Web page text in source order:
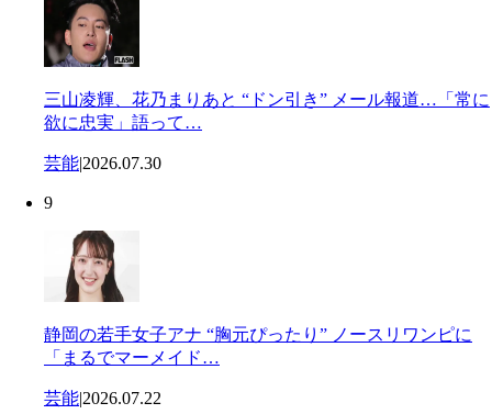
三山凌輝、花乃まりあと “ドン引き” メール報道…「常に
欲に忠実」語って…
芸能|2026.07.30
9
静岡の若手女子アナ “胸元ぴったり” ノースリワンピに
「まるでマーメイド…
芸能|2026.07.22